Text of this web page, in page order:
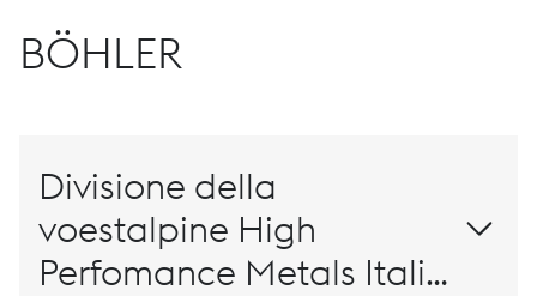
BÖHLER
Divisione della
voestalpine High
Perfomance Metals Italia